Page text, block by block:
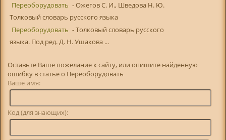
Переоборудовать - Ожегов С. И., Шведова Н. Ю.
Толковый словарь русского языка
Переоборудовать - Толковый словарь русского
языка. Под ред. Д. Н. Ушакова ...
Оставьте Ваше пожелание к сайту, или опишите найденную
ошибку в статье о Переоборудовать
Ваше имя:
Код (для знающих):